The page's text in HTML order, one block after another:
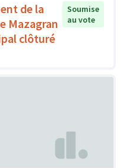
de la
Mazagran
clôturé
Soumise
au vote